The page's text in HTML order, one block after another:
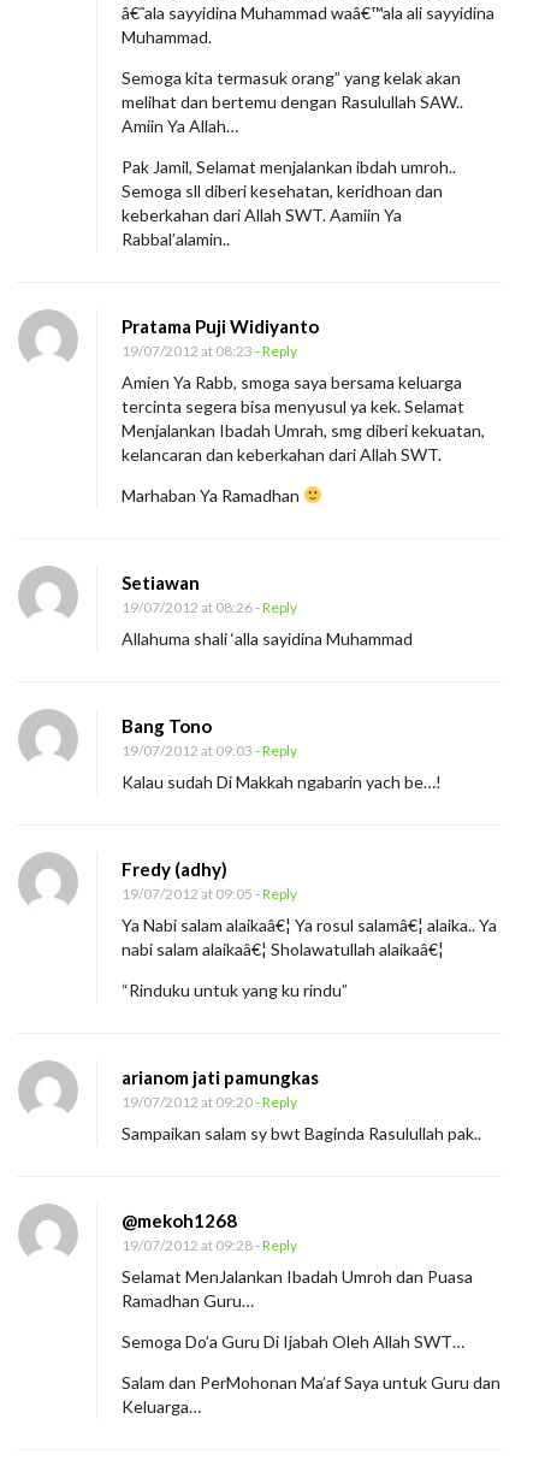
â€˜ala sayyidina Muhammad waâ€™ala ali sayyidina
Muhammad.
Semoga kita termasuk orang” yang kelak akan
melihat dan bertemu dengan Rasulullah SAW..
Amiin Ya Allah…
Pak Jamil, Selamat menjalankan ibdah umroh..
Semoga sll diberi kesehatan, keridhoan dan
keberkahan dari Allah SWT. Aamiin Ya
Rabbal’alamin..
Pratama Puji Widiyanto
19/07/2012 at 08:23 - Reply
Amien Ya Rabb, smoga saya bersama keluarga
tercinta segera bisa menyusul ya kek. Selamat
Menjalankan Ibadah Umrah, smg diberi kekuatan,
kelancaran dan keberkahan dari Allah SWT.
Marhaban Ya Ramadhan
Setiawan
19/07/2012 at 08:26- Reply
Allahuma shali ‘alla sayidina Muhammad
Bang Tono
19/07/2012 at 09:03 - Reply
Kalau sudah Di Makkah ngabarin yach be…!
Fredy (adhy)
19/07/2012 at 09:05 - Reply
Ya Nabi salam alaikaâ€¦ Ya rosul salamâ€¦ alaika.. Ya
nabi salam alaikaâ€¦ Sholawatullah alaikaâ€¦
“Rinduku untuk yang ku rindu”
arianom jati pamungkas
19/07/2012 at 09:20- Reply
Sampaikan salam sy bwt Baginda Rasulullah pak..
@mekoh1268
19/07/2012 at 09:28- Reply
Selamat MenJalankan Ibadah Umroh dan Puasa
Ramadhan Guru…
Semoga Do’a Guru Di Ijabah Oleh Allah SWT…
Salam dan PerMohonan Ma’af Saya untuk Guru dan
Keluarga…